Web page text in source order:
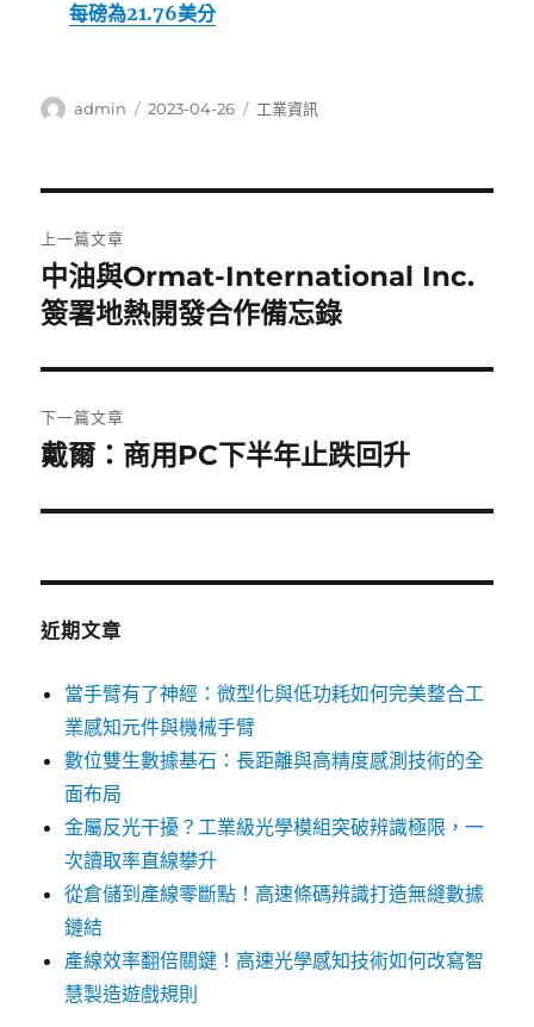
每磅為21.76美分
作
admin
發
2023-04-26
分
工業資訊
章
導
覽
上一篇文章
上
一
文
章:
中油與Ormat-International Inc.
簽署地熱開發合作備忘錄
下一篇文章
下
篇
章:
戴爾：商用PC下半年止跌回升
近期文章
當手臂有了神經：微型化與低功耗如何完美整合工
業感知元件與機械手臂
數位雙生數據基石：長距離與高精度感測技術的全
面布局
金屬反光干擾？工業級光學模組突破辨識極限，一
次讀取率直線攀升
從倉儲到產線零斷點！高速條碼辨識打造無縫數據
鏈結
產線效率翻倍關鍵！高速光學感知技術如何改寫智
慧製造遊戲規則